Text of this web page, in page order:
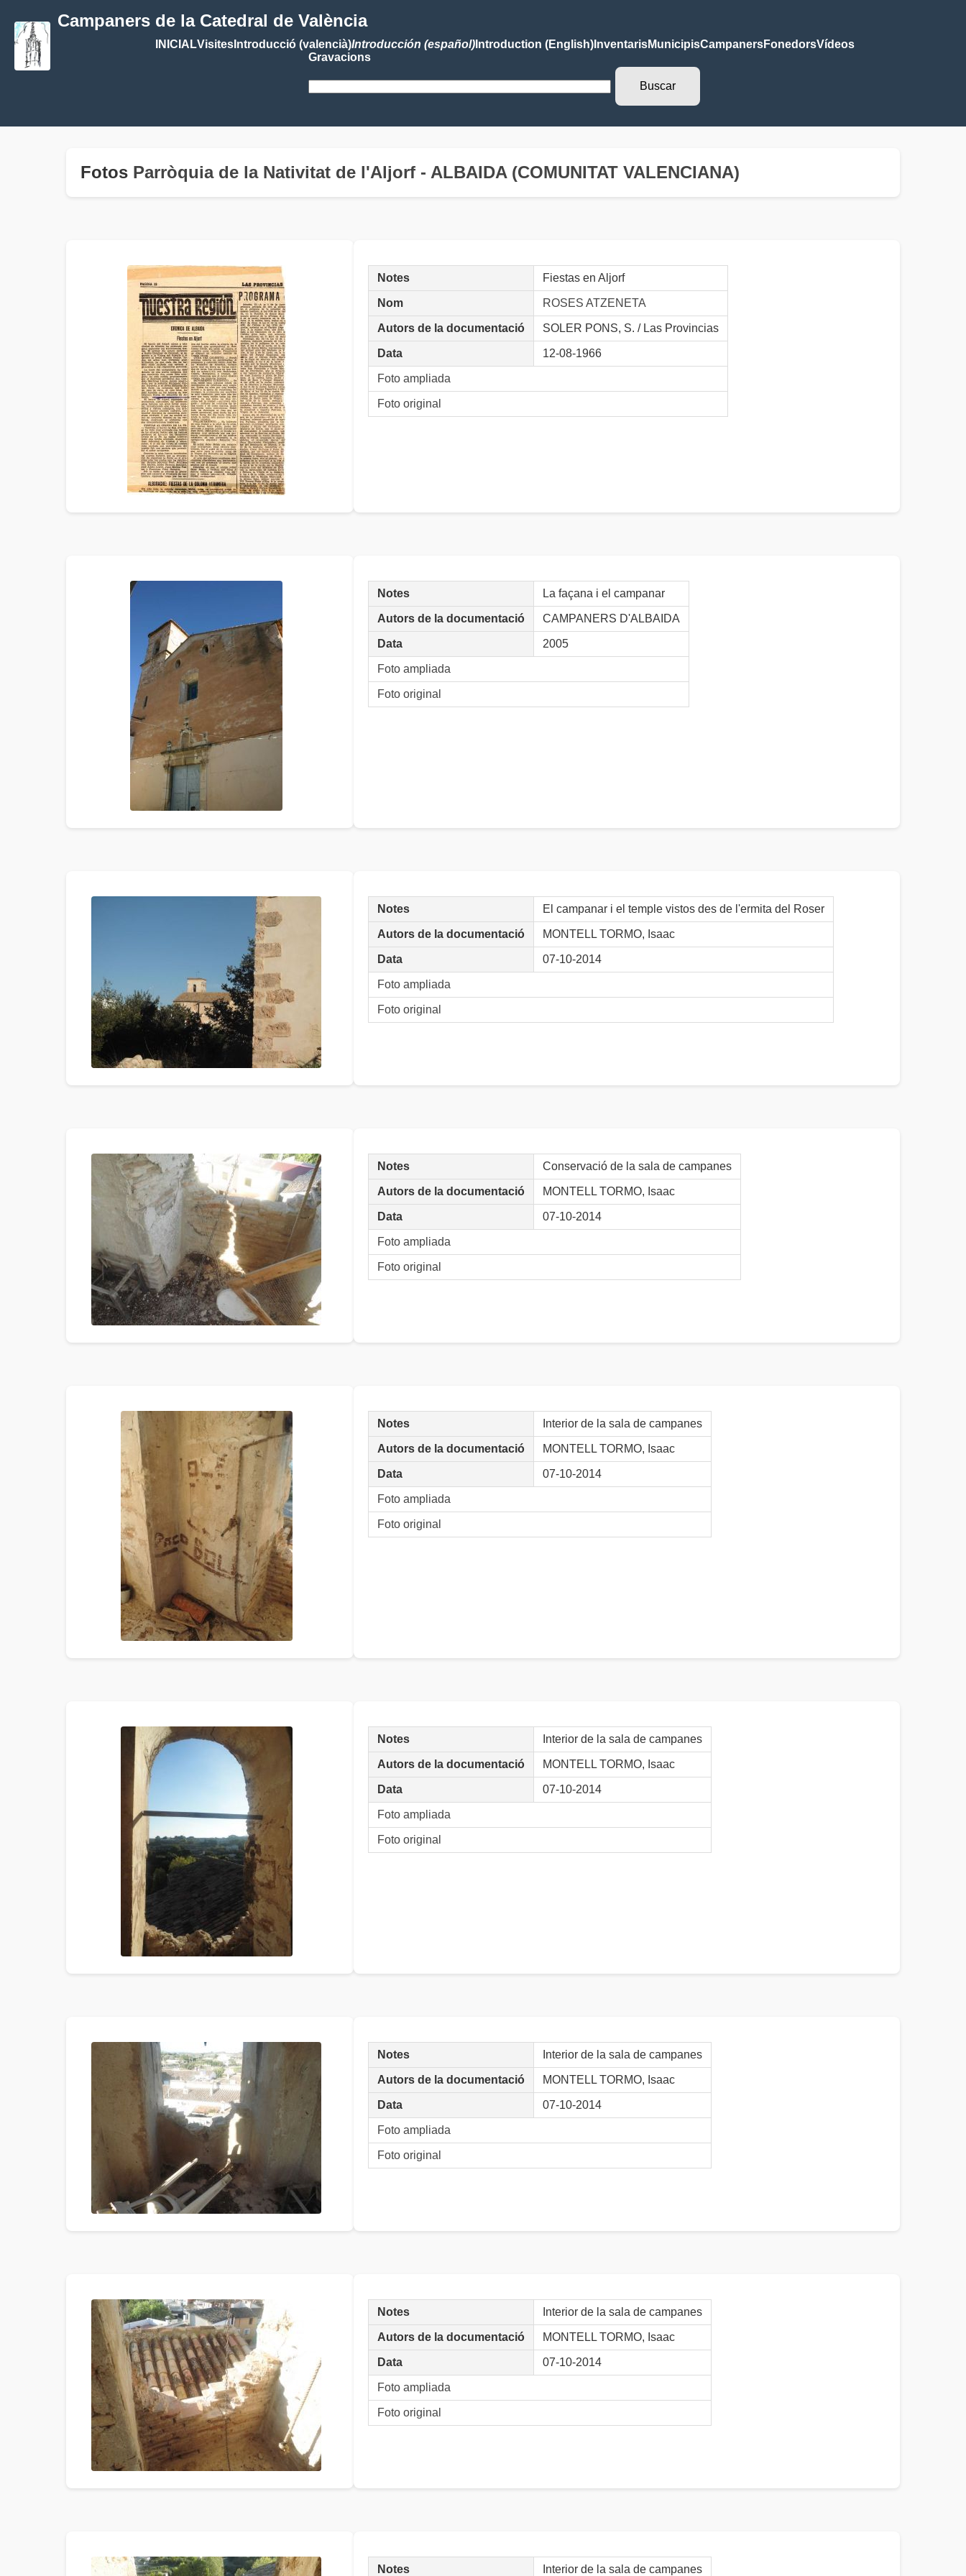
Campaners de la Catedral de València
INICIALVisitesIntroducció (valencià)Introducción (español)Introduction (English)InventarisMunicipisCampanersFonedorsVídeos
Gravacions
Fotos Parròquia de la Nativitat de l'Aljorf - ALBAIDA (COMUNITAT VALENCIANA)
Notes Fiestas en Aljorf
Nom ROSES ATZENETA
Autors de la documentació SOLER PONS, S. / Las Provincias
Data 12-08-1966
Foto ampliada
Foto original
Notes La façana i el campanar
Autors de la documentació CAMPANERS D'ALBAIDA
Data 2005
Foto ampliada
Foto original
Notes El campanar i el temple vistos des de l'ermita del Roser
Autors de la documentació MONTELL TORMO, Isaac
Data 07-10-2014
Foto ampliada
Foto original
Notes Conservació de la sala de campanes
Autors de la documentació MONTELL TORMO, Isaac
Data 07-10-2014
Foto ampliada
Foto original
Notes Interior de la sala de campanes
Autors de la documentació MONTELL TORMO, Isaac
Data 07-10-2014
Foto ampliada
Foto original
Notes Interior de la sala de campanes
Autors de la documentació MONTELL TORMO, Isaac
Data 07-10-2014
Foto ampliada
Foto original
Notes Interior de la sala de campanes
Autors de la documentació MONTELL TORMO, Isaac
Data 07-10-2014
Foto ampliada
Foto original
Notes Interior de la sala de campanes
Autors de la documentació MONTELL TORMO, Isaac
Data 07-10-2014
Foto ampliada
Foto original
Notes Interior de la sala de campanes